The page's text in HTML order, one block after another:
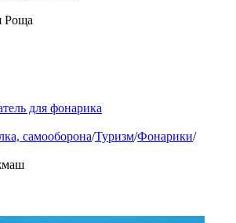
Роща
для фонарика
самооборона/Туризм/Фонарики/